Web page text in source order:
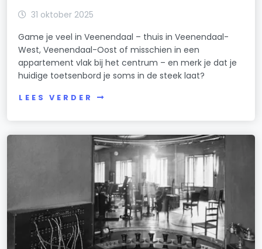
31 oktober 2025
Game je veel in Veenendaal – thuis in Veenendaal-
West, Veenendaal-Oost of misschien in een
appartement vlak bij het centrum – en merk je dat je
huidige toetsenbord je soms in de steek laat?
LEES VERDER